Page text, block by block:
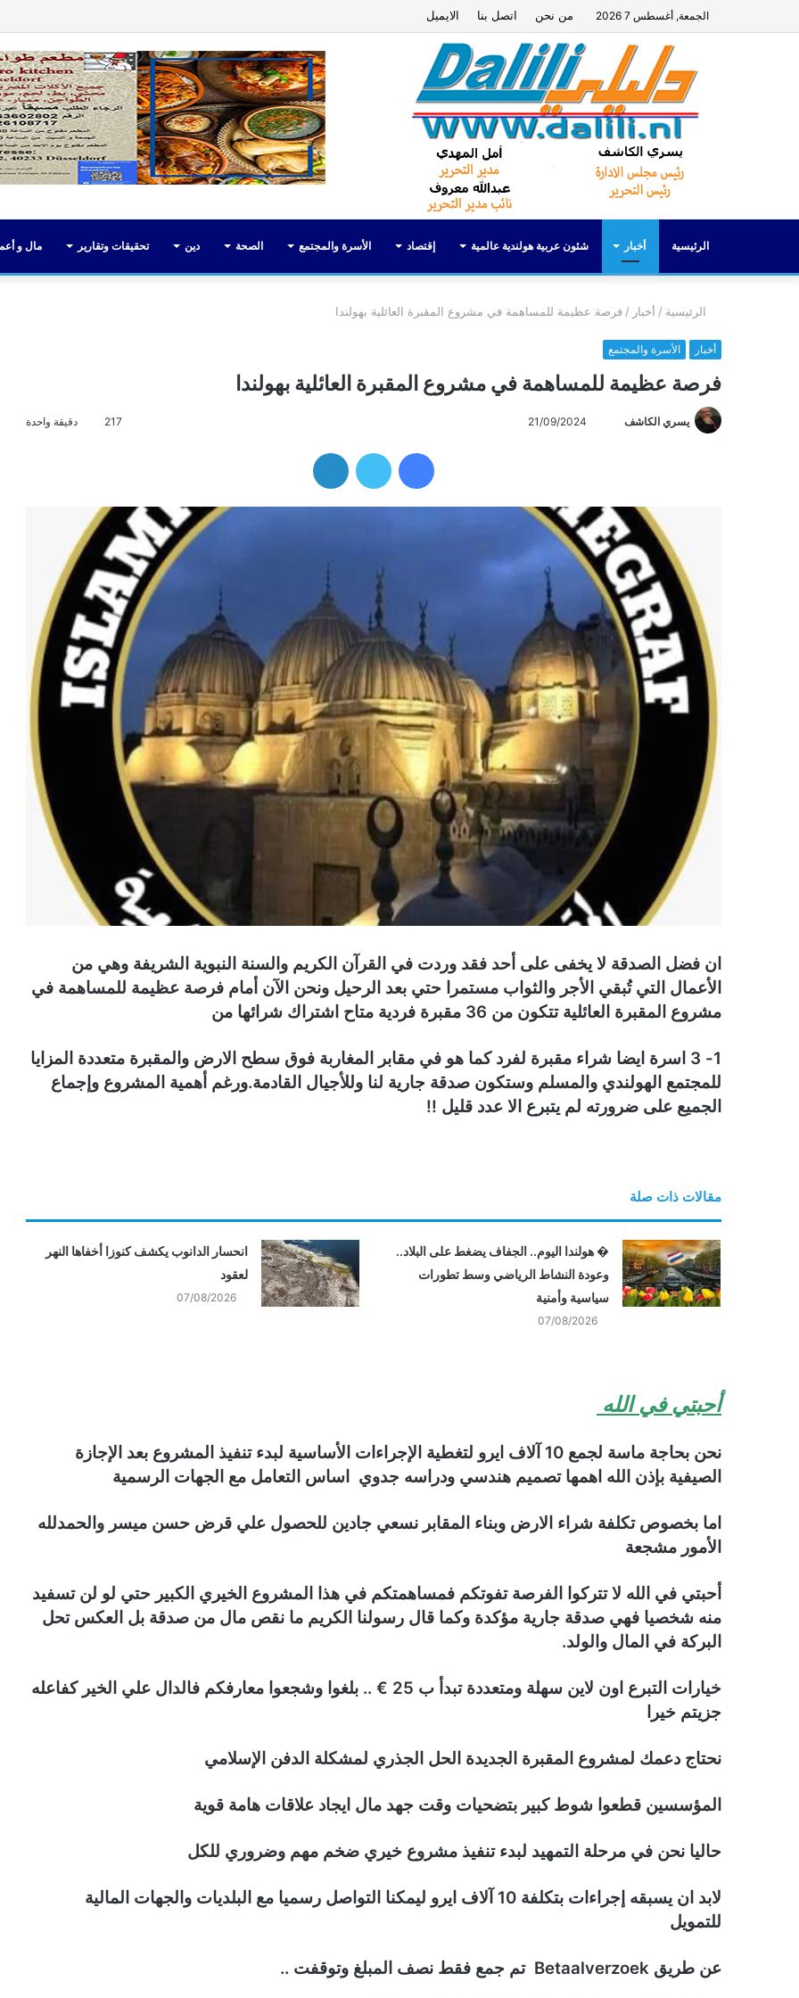
الجمعة, أغسطس 7 2026 من نحن اتصل بنا الايميل
الرئيسية أخبار شئون عربية هولندية عالمية إقتصاد الأسرة والمجتمع الصحة دين تحقيقات وتقارير مال و
الرئيسية / أخبار / فرصة عظيمة للمساهمة في مشروع المقبرة العائلية بهولندا
أخبار الأسرة والمجتمع
فرصة عظيمة للمساهمة في مشروع المقبرة العائلية بهولندا
يسري الكاشف
ب
ر
ي
د
ا
إ
21/09/2024
217 دقيقة واحدة
ان فضل الصدقة لا يخفى على أحد فقد وردت في القرآن الكريم والسنة النبوية الشريفة وهي من
الأعمال التي تُبقي الأجر والثواب مستمرا حتي بعد الرحيل ونحن الآن أمام فرصة عظيمة للمساهمة في
مشروع المقبرة العائلية تتكون من 36 مقبرة فردية متاح اشتراك شرائها من
1- 3 اسرة ايضا شراء مقبرة لفرد كما هو في مقابر المغاربة فوق سطح الارض
والمقبرة متعددة المزايا
للمجتمع الهولندي والمسلم وستكون صدقة جارية لنا وللأجيال القادمة.ورغم أهمية المشروع وإجماع
الجميع على ضرورته لم يتبرع الا عدد قليل !!
مقالات ذات صلة
� هولندا اليوم.. الجفاف يضغط على البلاد..
وعودة النشاط الرياضي وسط تطورات
سياسية وأمنية
07/08/2026
انحسار الدانوب يكشف كنوزا أخفاها النهر
لعقود
07/08/2026
أحبتي في الله
نحن بحاجة ماسة لجمع 10 آلاف ايرو لتغطية الإجراءات الأساسية لبدء تنفيذ المشروع بعد الإجازة
الصيفية بإذن الله اهمها تصميم هندسي ودراسه جدوي اساس التعامل مع الجهات الرسمية
اما بخصوص تكلفة شراء الارض وبناء المقابر نسعي جادين للحصول علي قرض حسن ميسر والحمدلله
الأمور مشجعة
أحبتي في الله لا تتركوا الفرصة تفوتكم فمساهمتكم في هذا المشروع الخيري الكبير حتي لو لن تسفيد
منه شخصيا فهي صدقة جارية مؤكدة وكما قال رسولنا الكريم ما نقص مال من صدقة بل العكس تحل
البركة في المال والولد.
خيارات التبرع اون لاين سهلة ومتعددة تبدأ ب 25 € .. بلغوا وشجعوا معارفكم فالدال علي الخير كفاعله
جزيتم خيرا
نحتاج دعمك لمشروع المقبرة الجديدة الحل الجذري لمشكلة الدفن الإسلامي
المؤسسين قطعوا شوط كبير بتضحيات وقت جهد مال ايجاد علاقات هامة قوية
حاليا نحن في مرحلة التمهيد لبدء تنفيذ مشروع خيري ضخم مهم وضروري للكل
لابد ان يسبقه إجراءات بتكلفة 10 آلاف ايرو ليمكنا التواصل رسميا مع البلديات والجهات المالية
للتمويل
عن طريق Betaalverzoek تم جمع فقط نصف المبلغ وتوقفت ..